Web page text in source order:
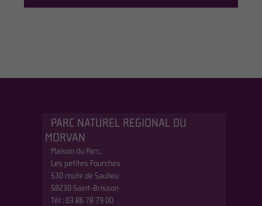
PARC NATUREL REGIONAL DU
MORVAN
Maison du Parc,
Les petites Fourches
530 route de Saulieu
58230 Saint-Brisson
Tél : 03 86 78 79 00